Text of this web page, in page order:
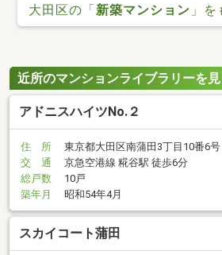
大田区の「新築マンション 」
近所のマンションライブラリーを
アドニスハイツNo.２
住 所
東京都大田区南蒲田3丁目10番6号
交 通
京急空港線 糀谷駅 徒歩6分
総戸数
10戸
築年月
昭和54年4月
スカイコート蒲田